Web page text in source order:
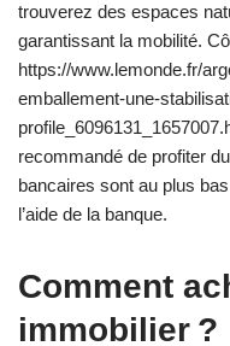
trouverez des espaces
garantissant la mobilité.
https://www.lemonde.fr/
emballement-une-
recommandé de profiter
bancaires sont au plus
l’aide de la banque.
Comment
immobilier ?